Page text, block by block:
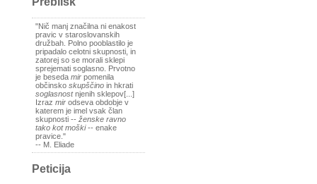
"Nič manj značilna ni enakost
pravic v staroslovanskih
družbah. Polno pooblastilo je
pripadalo celotni skupnosti, in
zatorej so se morali sklepi
sprejemati soglasno. Prvotno
je beseda mir pomenila
občinsko skupščino in hkrati
soglasnostnjenih sklepov[...]
Izraz mir odseva obdobje v
katerem je imel vsak član
skupnosti -- ženske ravno
tako kot moški-- enake
pravice."
-- M. Eliade
Peticija